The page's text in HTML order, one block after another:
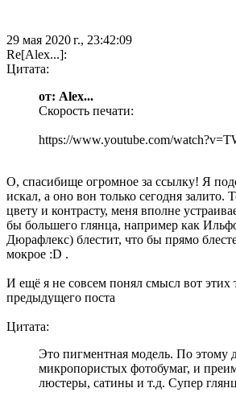
29 мая 2020 г., 23:42:09
Re[Alex...]:
Цитата:
от: Alex...
Скорость печати:
https://www.youtube.com/
О, спасибище огромное за ссылку! Я
искал, а оно вон только сегодня залито.
цвету и контрасту, меня вполне
бы большего глянца, например как
Дюрафлекс) блестит, что бы прямо
мокрое :D .
И ещё я не совсем понял смысл вот этих
предыдущего поста
Цитата:
Это пигментная модель. По этому
микропористых фотобумаг, и
люстеры, сатины и т.д. Супер